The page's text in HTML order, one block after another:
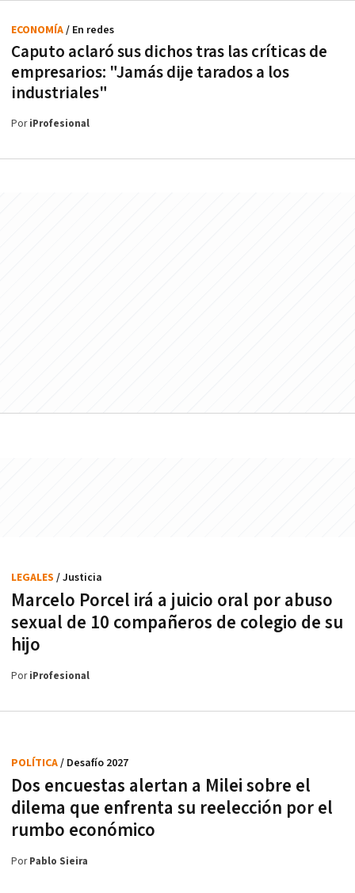
Caputo aclaró sus dichos tras las críticas de
empresarios: "Jamás dije tarados a los
industriales"
ECONOMÍA/ En redes
PoriProfesional
Marcelo Porcel irá a juicio oral por abuso
sexual de 10 compañeros de colegio de su
hijo
LEGALES / Justicia
PoriProfesional
Dos encuestas alertan a Milei sobre el
dilema que enfrenta su reelección por el
rumbo económico
POLÍTICA/ Desafío 2027
PorPablo Sieira